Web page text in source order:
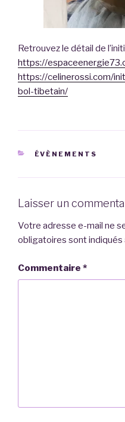
Retrouvez le détail de
https://
https://celinerossi.com/
bol-tibetain/
CATÉGORIES
ÉVÈNEMENTS
Laisser un
Votre adresse e-mail ne
obligatoires sont indiqués
Commentaire *